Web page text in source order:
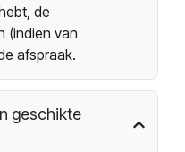
de
(indien van
afspraak.
geschikte